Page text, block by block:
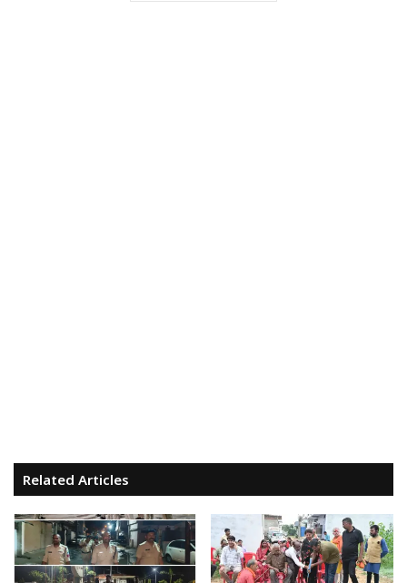
Related Articles